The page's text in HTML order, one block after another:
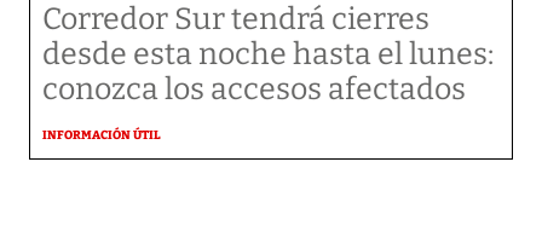
Corredor Sur tendrá cierres
desde esta noche hasta el lunes:
conozca los accesos afectados
INFORMACIÓN ÚTIL